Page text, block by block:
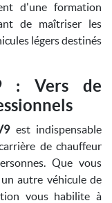
d'une formation
de maîtriser les
légers destinés
: Vers de
est indispensable
de chauffeur
Que vous
autre véhicule de
vous habilite à